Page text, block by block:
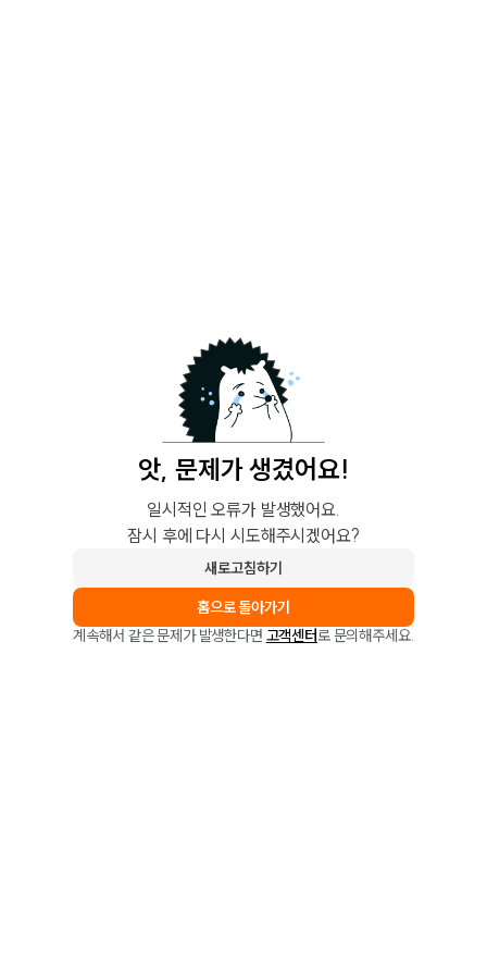
앗, 문제가 생겼어요!
일시적인 오류가 발생했어요.
잠시 후에 다시 시도해주시겠어요?
새로고침하기
홈으로 돌아가기
계속해서 같은 문제가 발생한다면 고객센터로 문의해주세요.